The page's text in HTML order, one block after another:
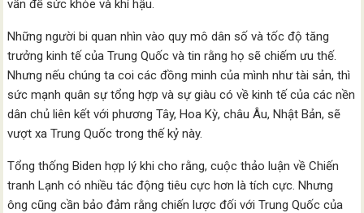
vấn đề sức khỏe và khí hậu.
Những người bi quan nhìn vào quy mô dân số và tốc độ tăng
trưởng kinh tế của Trung Quốc và tin rằng họ sẽ chiếm ưu thế.
Nhưng nếu chúng ta coi các đồng minh của mình như tài sản, thì
sức mạnh quân sự tổng hợp và sự giàu có về kinh tế của các nền
dân chủ liên kết với phương Tây, Hoa Kỳ, châu Âu, Nhật Bản, sẽ
vượt xa Trung Quốc trong thế kỷ này.
Tổng thống Biden hợp lý khi cho rằng, cuộc thảo luận về Chiến
tranh Lạnh có nhiều tác động tiêu cực hơn là tích cực. Nhưng
ông cũng cần bảo đảm rằng chiến lược đối với Trung Quốc của